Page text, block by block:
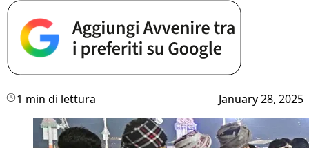
1 min di lettura January 28, 2025